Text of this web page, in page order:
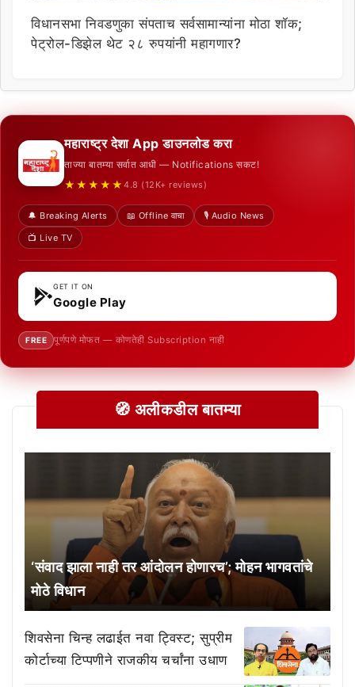
विधानसभा निवडणुका संपताच सर्वसामान्यांना मोठा शॉक;
पेट्रोल-डिझेल थेट २८ रुपयांनी महागणार?
महाराष्ट्र देशा App डाउनलोड करा
ताज्या बातम्या सर्वात आधी — Notifications सकट!
★★★★★ 4.8 (12K+ reviews)
🔔 Breaking Alerts 📖 Offline वाचा
🎙️ Audio News
📺 Live TV
GET IT ON
Google Play
FREE पूर्णपणे मोफत — कोणतेही Subscription नाही
🧭 अलीकडील बातम्या
‘संवाद झाला नाही तर आंदोलन होणारच’; मोहन भागवतांचे
मोठे विधान
शिवसेना चिन्ह लढाईत नवा ट्विस्ट; सुप्रीम
कोर्टाच्या टिप्पणीने राजकीय चर्चांना उधाण